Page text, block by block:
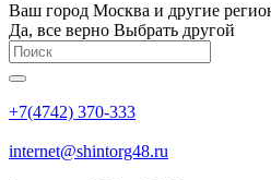
Ваш город Москва и другие
Да, все верно Выбрать другой
+7(4742) 370-333
internet@shintorg48.ru